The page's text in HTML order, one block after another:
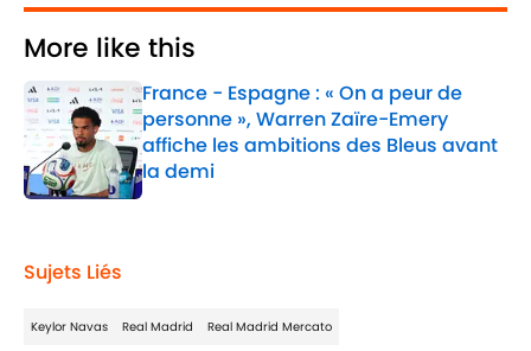
More like this
France - Espagne : « On a peur de
personne », Warren Zaïre-Emery
affiche les ambitions des Bleus avant
la demi
Published by on Invalid Date
Sujets Liés
Keylor Navas Real Madrid Real Madrid Mercato